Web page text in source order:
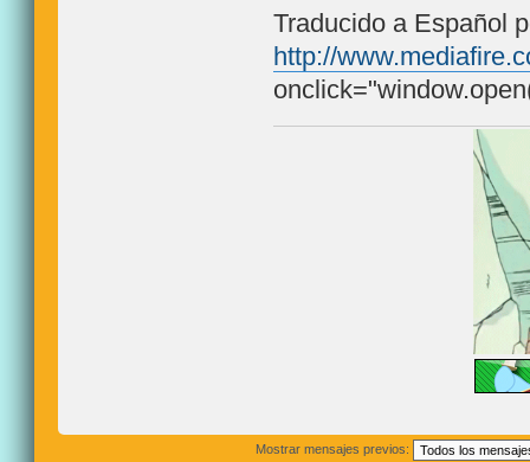
Traducido a Español
http://
Mostrar mensajes previos: